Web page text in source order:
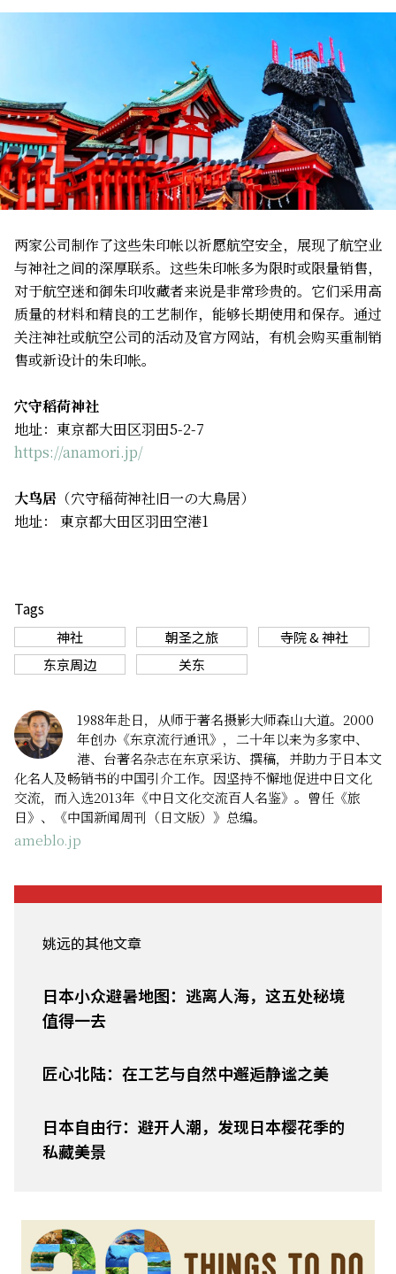
两家公司制作了这些朱印帐以祈愿航空安全，展现了航空业
与神社之间的深厚联系。这些朱印帐多为限时或限量销售，
对于航空迷和御朱印收藏者来说是非常珍贵的。它们采用高
质量的材料和精良的工艺制作，能够长期使用和保存。通过
关注神社或航空公司的活动及官方网站，有机会购买重制销
售或新设计的朱印帐。
穴守稻荷神社
地址：東京都大田区羽田5-2-7
https://anamori.jp/
大鸟居 （穴守稲荷神社旧一の大鳥居）
地址： 東京都大田区羽田空港1
Tags
神社 朝圣之旅
寺院 & 神社
东京周边
关东
1988年赴日，从师于著名摄影大师森山大道。2000
年创办《东京流行通讯》，二十年以来为多家中、
港、台著名杂志在东京采访、撰稿，并助力于日本文
化名人及畅销书的中国引介工作。因坚持不懈地促进中日文化
交流，而入选2013年《中日文化交流百人名鉴》。曾任《旅
日》、《中国新闻周刊（日文版）》总编。
ameblo.jp
姚远的其他文章
日本小众避暑地图：逃离人海，这五处秘境
值得一去
匠心北陆：在工艺与自然中邂逅静谧之美
日本自由行：避开人潮，发现日本樱花季的
私藏美景